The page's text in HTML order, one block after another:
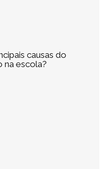
causas do
na escola?